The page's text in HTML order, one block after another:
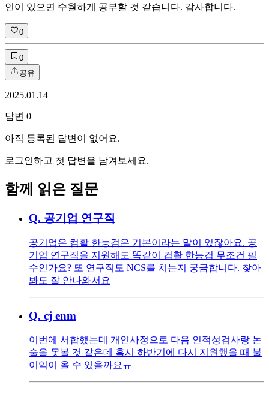
인이 있으면 수월하게 공부할 것 같습니다. 감사합니다.
0
0
공유
2025.01.14
답변 0
아직 등록된 답변이 없어요.
로그인하고 첫 답변을 남겨보세요.
함께 읽은 질문
Q. 공기업 연구직
공기업은 컴활 한능검은 기본이라는 말이 있잖아요. 공
기업 연구직을 지원해도 똑같이 컴활 한능검 무조건 필
수인가요? 또 연구직도 NCS를 치는지 궁금합니다. 찾아
봐도 잘 안나와서요
Q. cj enm
이번에 서합했는데 개인사정으로 다음 인적성검사랑 논
술을 못볼 것 같은데 혹시 하반기에 다시 지원했을 때 불
이익이 올 수 있을까요ㅠ